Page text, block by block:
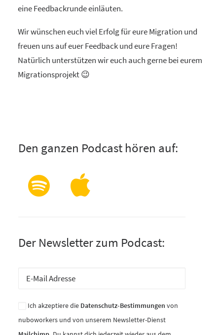
eine Feedbackrunde einläuten.
Wir wünschen euch viel Erfolg für eure Migration und
freuen uns auf euer Feedback und eure Fragen!
Natürlich unterstützen wir euch auch gerne bei eurem
Migrationsprojekt 😉
Den ganzen Podcast hören auf:
Der Newsletter zum Podcast:
Ich akzeptiere die Datenschutz-Bestimmungen von
nuboworkers und von unserem Newsletter-Dienst